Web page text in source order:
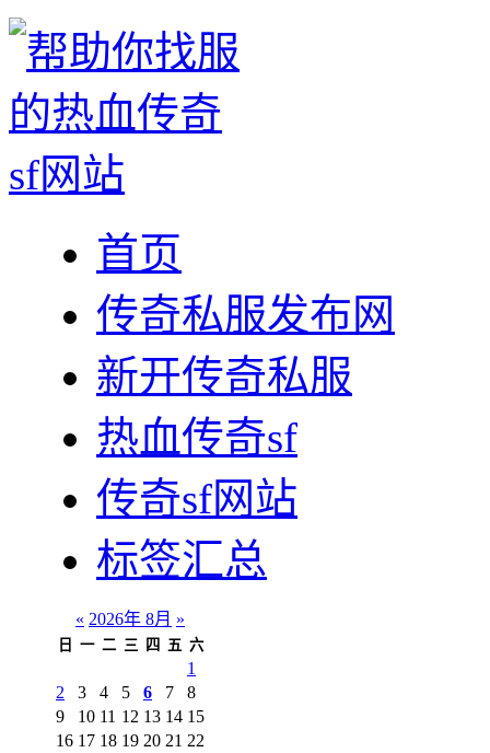
首页
传奇私服发布网
新开传奇私服
热血传奇sf
传奇sf网站
标签汇总
« 2026年 8月 »
日 一 二 三 四 五 六
1
2
3 4 5 6 7
8
9
10 11 12 13 14 15
16 17 18 19 20 21 22